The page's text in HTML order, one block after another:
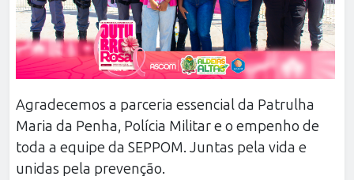
Agradecemos a parceria essencial da Patrulha
Maria da Penha, Polícia Militar e o empenho de
toda a equipe da SEPPOM. Juntas pela vida e
unidas pela prevenção.